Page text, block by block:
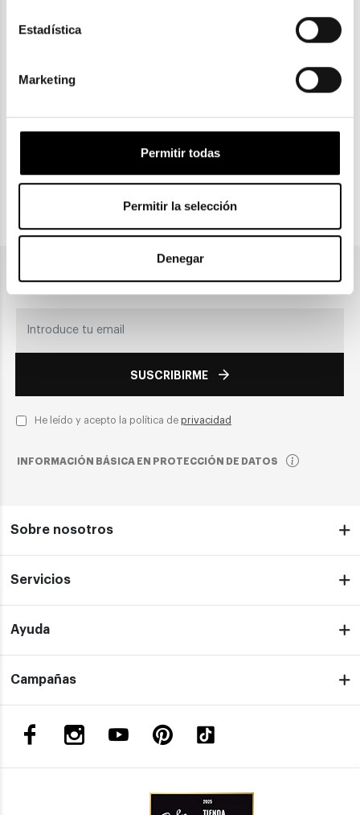
Estadística
Marketing
Permitir todas
Permitir la selección
Denegar
Recogida en tienda
Únete a nuestra newsletter
SUSCRIBIRME
He leído y acepto la política de privacidad
INFORMACIÓN BÁSICA EN PROTECCIÓN DE DATOS
Sobre nosotros
Servicios
Ayuda
Campañas